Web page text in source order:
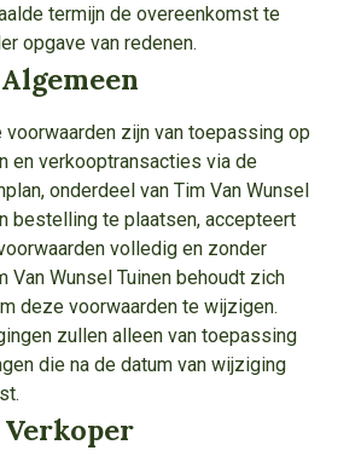
termijn de overeenkomst te
opgave van redenen.
voorwaarden zijn van toepassing op
en verkooptransacties via de
onderdeel van Tim Van Wunsel
bestelling te plaatsen, accepteert
volledig en zonder
Van Wunsel Tuinen behoudt zich
deze voorwaarden te wijzigen.
zullen alleen van toepassing
die na de datum van wijziging